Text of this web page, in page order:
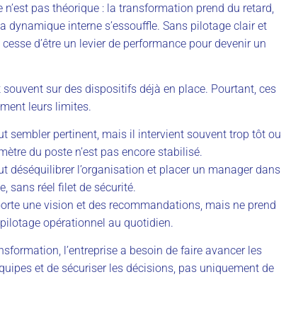
n’est pas théorique : la transformation prend du retard,
dynamique interne s’essouffle. Sans pilotage clair et
d’être un levier de performance pour devenir un
souvent sur des dispositifs déjà en place. Pourtant, ces
leurs limites.
sembler pertinent, mais il intervient souvent trop tôt ou
du poste n’est pas encore stabilisé.
déséquilibrer l’organisation et placer un manager dans
sans réel filet de sécurité.
une vision et des recommandations, mais ne prend
opérationnel au quotidien.
l’entreprise a besoin de faire avancer les
et de sécuriser les décisions, pas uniquement de